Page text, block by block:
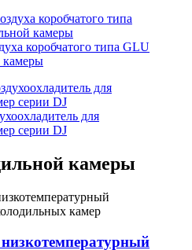
коробчатого типа GLU
камеры
для
серии DJ
камеры